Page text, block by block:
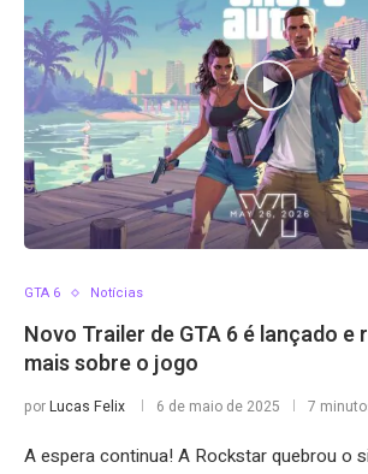
GTA 6 Notícias
Novo Trailer de GTA 6 é lançado e
mais sobre o jogo
porLucas Felix 6 de maio de 2025 7
A espera continua! A Rockstar quebrou o